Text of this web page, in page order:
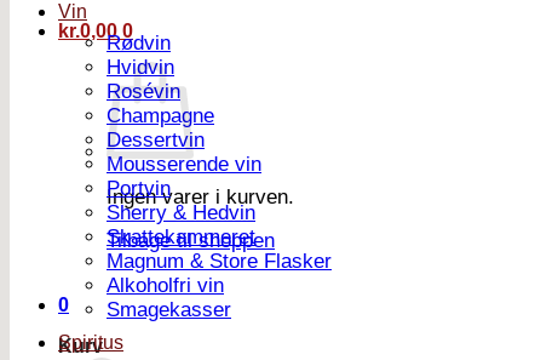
kr.0,00 0
Ingen varer i kurven.
Tilbage til shoppen
0
Kurv
Vin
Rødvin
Hvidvin
Rosévin
Champagne
Dessertvin
Mousserende vin
Portvin
Sherry & Hedvin
Skattekammeret
Magnum & Store Flasker
Alkoholfri vin
Smagekasser
Spiritus